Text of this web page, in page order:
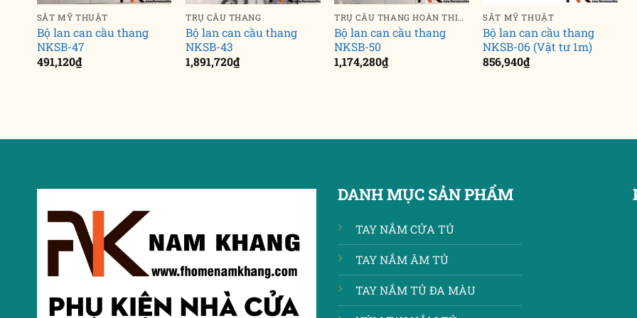
SẮT MỸ THUẬT
Bộ lan can cầu thang
NKSB-47
491,120₫
TRỤ CẦU THANG
Bộ lan can cầu thang
NKSB-43
1,891,720₫
TRỤ CẦU THANG HOÀN THIỆN
Bộ lan can cầu thang
NKSB-50
1,174,280₫
SẮT MỸ THUẬT
Bộ lan can cầu thang
NKSB-06 (Vật tư 1m)
856,940₫
DANH MỤC SẢN PHẨM
TAY NẮM CỬA TỦ
TAY NẮM ÂM TỦ
TAY NẮM TỦ ĐA MÀU